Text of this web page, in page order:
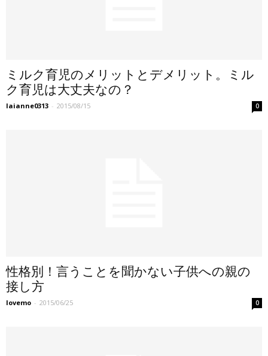
ミルク育児のメリットとデメリット。ミル
ク育児は大丈夫なの？
laianne0313 - 2015/08/15 0
性格別！言うことを聞かない子供への親の
接し方
lovemo - 2015/06/25 0